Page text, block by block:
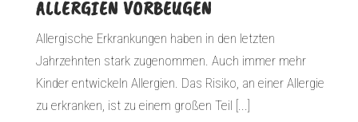
ALLERGIEN VORBEUGEN
Allergische Erkrankungen haben in den letzten
Jahrzehnten stark zugenommen. Auch immer mehr
Kinder entwickeln Allergien. Das Risiko, an einer Allergie
zu erkranken, ist zu einem großen Teil [...]